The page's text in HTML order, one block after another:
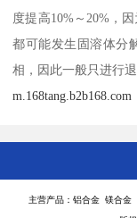
度提高10%～20%，
都可能发生固溶体分
相，因此一般只进行
m.168tang.b2b168.com
主营产品：铝合金 镁合